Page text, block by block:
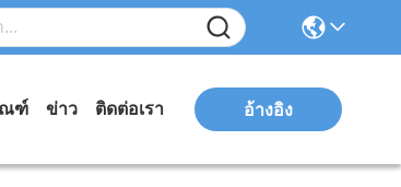
ณฑ์ ข่าว ติดต่อเรา อ้างอิง